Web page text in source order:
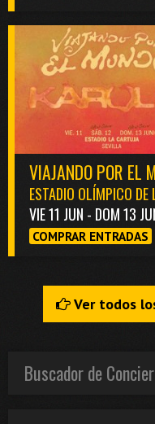
VIAJANDO POR EL
ESTADIO OLÍMPICO
VIE 11 JUN - DOM 13
COMPRAR ENTRADAS
Ver todos
Buscador de